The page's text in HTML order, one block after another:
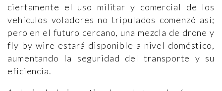
ciertamente el uso militar y comercial de los
vehículos voladores no tripulados comenzó así;
pero en el futuro cercano, una mezcla de drone y
fly-by-wire estará disponible a nivel doméstico,
aumentando la seguridad del transporte y su
eficiencia.